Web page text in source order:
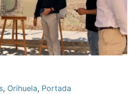
, Orihuela, Portada